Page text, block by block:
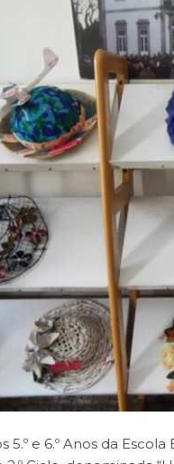
5.º e 6.º Anos da